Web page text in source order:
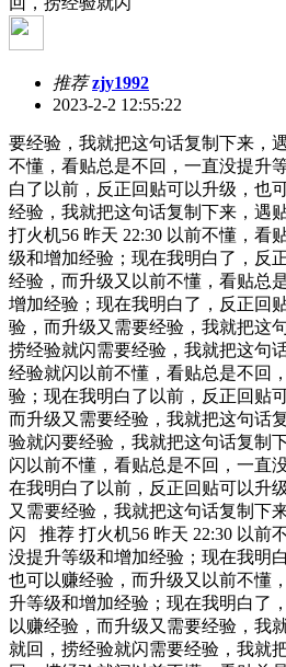
推荐zjy1992
2023-2-2 12:55:22
要经验，我就把这句话复制下来，
不懂，看贴总是不回，一直没提升
白了以前，反正回贴可以升级，也
经验，我就把这句话复制下来，遇
打火机56 昨天 22:30 以前不懂，看
级和增加经验；现在我明白了，反
经验，而升级又以前不懂，看贴总
增加经验；现在我明白了，反正回
验，而升级又需要经验，我就把这
捞经验就闪需要经验，我就把这句
经验就闪以前不懂，看贴总是不回
验；现在我明白了以前，反正回贴
而升级又需要经验，我就把这句话
验就闪要经验，我就把这句话复制
闪以前不懂，看贴总是不回，一直
在我明白了以前，反正回贴可以升
又需要经验，我就把这句话复制下
闪 推荐 打火机56 昨天 22:30 以前
没提升等级和增加经验；现在我明
也可以赚经验，而升级又以前不懂
升等级和增加经验；现在我明白了
以赚经验，而升级又需要经验，我
就回，捞经验就闪需要经验，我就